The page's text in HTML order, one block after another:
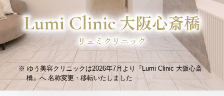
ゆう美容クリニックは2026年7月より『Lumi Clinic 大阪心斎
橋』へ名称変更・移転いたしました